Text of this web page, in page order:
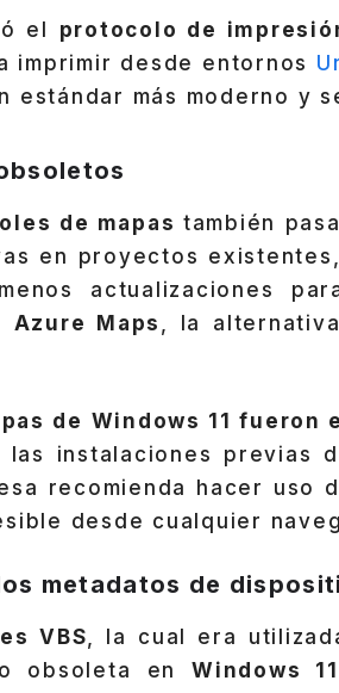
el protocolo de
imprimir desde entornos
estándar más moderno y
de mapas también
en proyectos
actualizaciones
Azure Maps , la
de Windows 11 fueron
las instalaciones previas
recomienda hacer uso
desde cualquier
metadatos de
VBS, la cual era
obsoleta enWindows